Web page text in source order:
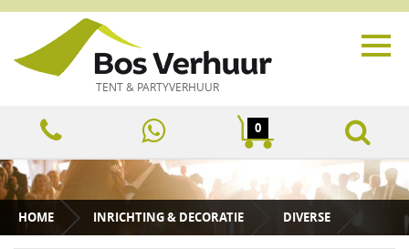
TENT & PARTYVERHUUR
0
HOME INRICHTING & DECORATIE DIVERSE